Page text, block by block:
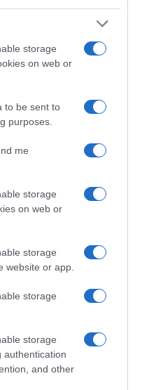
storage
on web or
to be sent to
purposes.
me
storage
on web or
storage
website or app.
storage
storage
authentication
and other
49χρονος
–
και
κι επέστρεψε στην